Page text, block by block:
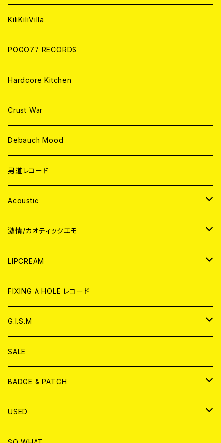
ANALOG
KiliKiliVilla
POGO77 RECORDS
Hardcore Kitchen
Crust War
Debauch Mood
男道レコード
Acoustic
JAPAN
CD
ANALOG
WORLD
CD
ANALOG
激情/カオティックエモ
JAPAN
CD
ANALOG
WORLD
CD
ANALOG
LIPCREAM
CD
アナログ
DVD
T-shirt & WEAR
FIXING A HOLE レコード
G.I.S.M
CD
ANALOG
T-SHIRT & WEAR
DVD
SALE
BADGE & PATCH
BADGE
PATCH
USED
書籍